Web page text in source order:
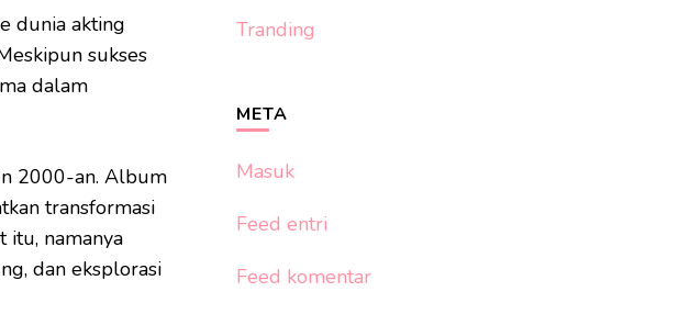
dunia akting
sukses
dalam
2000-an. Album
transformasi
itu, namanya
dan eksplorasi
Tranding
META
Masuk
Feed entri
Feed komentar